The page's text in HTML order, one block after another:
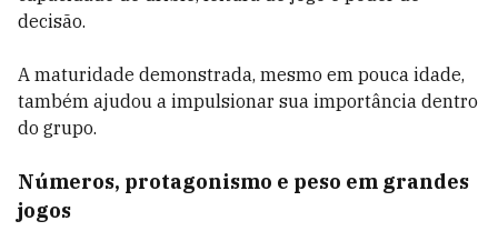
decisão.
A maturidade demonstrada, mesmo em pouca idade,
também ajudou a impulsionar sua importância dentro
do grupo.
Números, protagonismo e peso em grandes
jogos